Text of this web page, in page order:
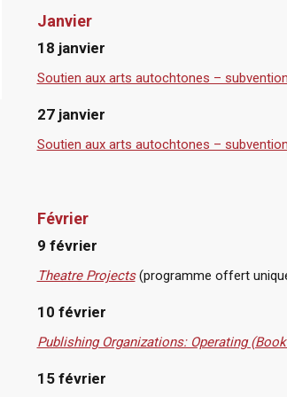
Janvier
18 janvier
Soutien aux arts autochtones –
27 janvier
Soutien aux arts autochtones –
Février
9 février
Theatre Projects(programme offert
10 février
Publishing Organizations: Operating
15 février